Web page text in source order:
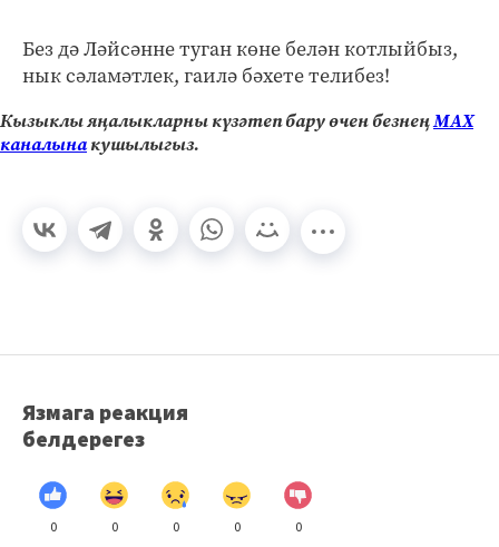
Без дә Ләйсәнне туган көне белән котлыйбыз,
нык сәламәтлек, гаилә бәхете телибез!
Кызыклы яңалыкларны күзәтеп бару өчен безнеңМАХ
каналынакушылыгыз.
Язмага реакция
белдерегез
0 0 0 0 0